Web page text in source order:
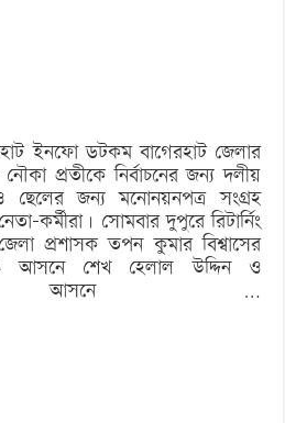
ইনফো ডটকম বাগেরহাট জেলার
প্রতীকে নির্বাচনের জন্য দলীয়
জন্য মনোনয়নপত্র সংগ্রহ
সোমবার দুপুরে রিটার্নিং
প্রশাসক তপন কুমার বিশ্বাসের
১ আসনে শেখ হেলাল উদ্দিন ও
২ আসনে …